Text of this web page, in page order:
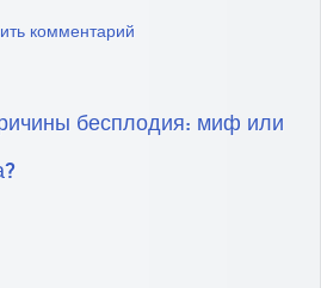
комментарий
бесплодия: миф или